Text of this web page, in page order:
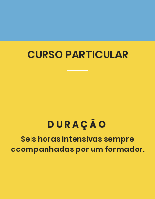
O CURSO
CURSO PARTICULAR
DURAÇÃO
Seis horas intensivas sempre
acompanhadas por um formador.